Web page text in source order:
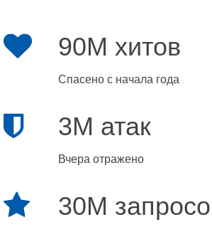
90M хитов
Спасено с начала года
3M атак
Вчера отражено
30M